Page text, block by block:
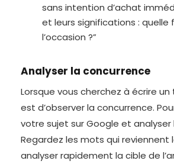
sans intention d’achat
et leurs significations : quelle
l’occasion ?”
Analyser la concurrence
Lorsque vous cherchez à écrire un
est d’observer la concurrence.
votre sujet sur Google et analyser
Regardez les mots qui reviennent
analyser rapidement la cible de